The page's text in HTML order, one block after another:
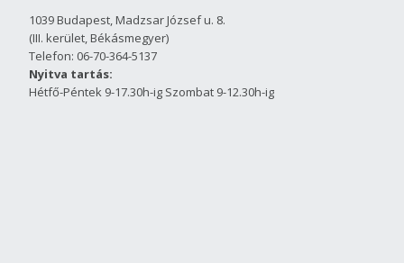
1039 Budapest, Madzsar József u. 8.
(III. kerület, Békásmegyer)
Telefon: 06-70-364-5137
Nyitva tartás:
Hétfő-Péntek 9-17.30h-ig Szombat 9-12.30h-ig